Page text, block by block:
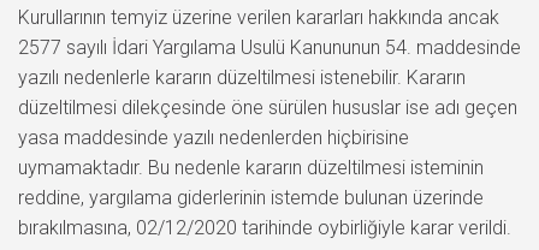
Kurullarının temyiz üzerine verilen kararları hakkında ancak
2577 sayılı İdari Yargılama Usulü Kanununun 54. maddesinde
yazılı nedenlerle kararın düzeltilmesi istenebilir. Kararın
düzeltilmesi dilekçesinde öne sürülen hususlar ise adı geçen
yasa maddesinde yazılı nedenlerden hiçbirisine
uymamaktadır. Bu nedenle kararın düzeltilmesi isteminin
reddine, yargılama giderlerinin istemde bulunan üzerinde
bırakılmasına, 02/12/2020 tarihinde oybirliğiyle karar verildi.